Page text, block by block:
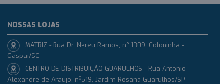
NOSSAS LOJAS
MATRIZ - Rua Dr. Nereu Ramos, n° 1309, Coloninha -
Gaspar/SC
CENTRO DE DISTRIBUIÇÃO GUARULHOS - Rua Antonio
Alexandre de Araujo, nº519, Jardim Rosana-Guarulhos/SP